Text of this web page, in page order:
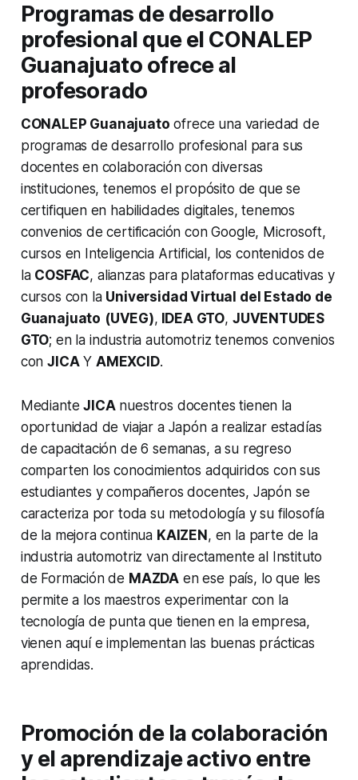
Programas de desarrollo
profesional que el CONALEP
Guanajuato ofrece al
profesorado
CONALEP Guanajuato ofrece una variedad de
programas de desarrollo profesional para sus
docentes en colaboración con diversas
instituciones, tenemos el propósito de que se
certifiquen en habilidades digitales, tenemos
convenios de certificación con Google, Microsoft,
cursos en Inteligencia Artificial, los contenidos de
la COSFAC, alianzas para plataformas educativas y
cursos con la Universidad Virtual del Estado de
Guanajuato (UVEG), IDEA GTO, JUVENTUDES
GTO; en la industria automotriz tenemos convenios
conJICAY AMEXCID.
MedianteJICAnuestros docentes tienen la
oportunidad de viajar a Japón a realizar estadías
de capacitación de 6 semanas, a su regreso
comparten los conocimientos adquiridos con sus
estudiantes y compañeros docentes, Japón se
caracteriza por toda su metodología y su filosofía
de la mejora continua KAIZEN , en la parte de la
industria automotriz van directamente al Instituto
de Formación de MAZDA en ese país, lo que les
permite a los maestros experimentar con la
tecnología de punta que tienen en la empresa,
vienen aquí e implementan las buenas prácticas
aprendidas.
Promoción de la colaboración
y el aprendizaje activo entre